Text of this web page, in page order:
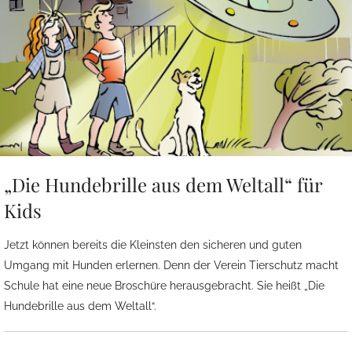
„Die Hundebrille aus dem Weltall“ für
Kids
Jetzt können bereits die Kleinsten den sicheren und guten
Umgang mit Hunden erlernen. Denn der Verein Tierschutz macht
Schule hat eine neue Broschüre herausgebracht. Sie heißt „Die
Hundebrille aus dem Weltall“.